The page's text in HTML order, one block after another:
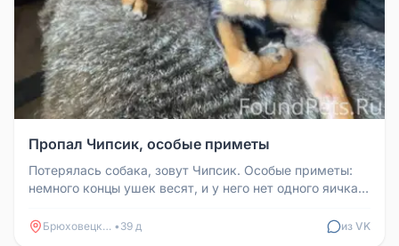
Пропал Чипсик, особые приметы
Потерялась собака, зовут Чипсик. Особые приметы:
немного концы ушек весят, и у него нет одного яичка.
Брюховецкая • 39 д из VK